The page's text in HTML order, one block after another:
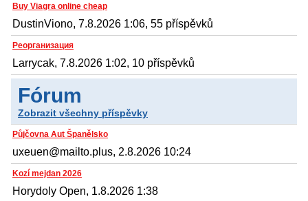
Buy Viagra online cheap
DustinViono, 7.8.2026 1:06, 55 příspěvků
Реорганизация
Larrycak, 7.8.2026 1:02, 10 příspěvků
Fórum
Zobrazit všechny příspěvky
Půjčovna Aut Španělsko
uxeuen@mailto.plus, 2.8.2026 10:24
Kozí mejdan 2026
Horydoly Open, 1.8.2026 1:38